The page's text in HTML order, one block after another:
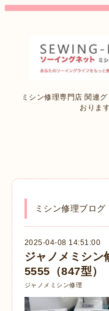
ミシン修理専門店 関連
おりま
ミシン修理ブログ
2025-04-08 14:51:00
ジャノメミシ
5555（847型）
ジャノメミシン修理